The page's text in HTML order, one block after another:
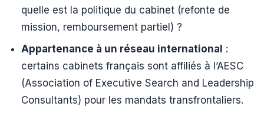
quelle est la politique du cabinet (refonte de
mission, remboursement partiel) ?
Appartenance à un réseau international :
certains cabinets français sont affiliés à l’AESC
(Association of Executive Search and Leadership
Consultants) pour les mandats transfrontaliers.